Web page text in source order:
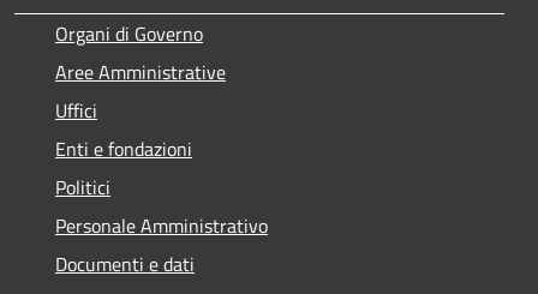
Organi di Governo
Aree Amministrative
Uffici
Enti e fondazioni
Politici
Personale Amministrativo
Documenti e dati